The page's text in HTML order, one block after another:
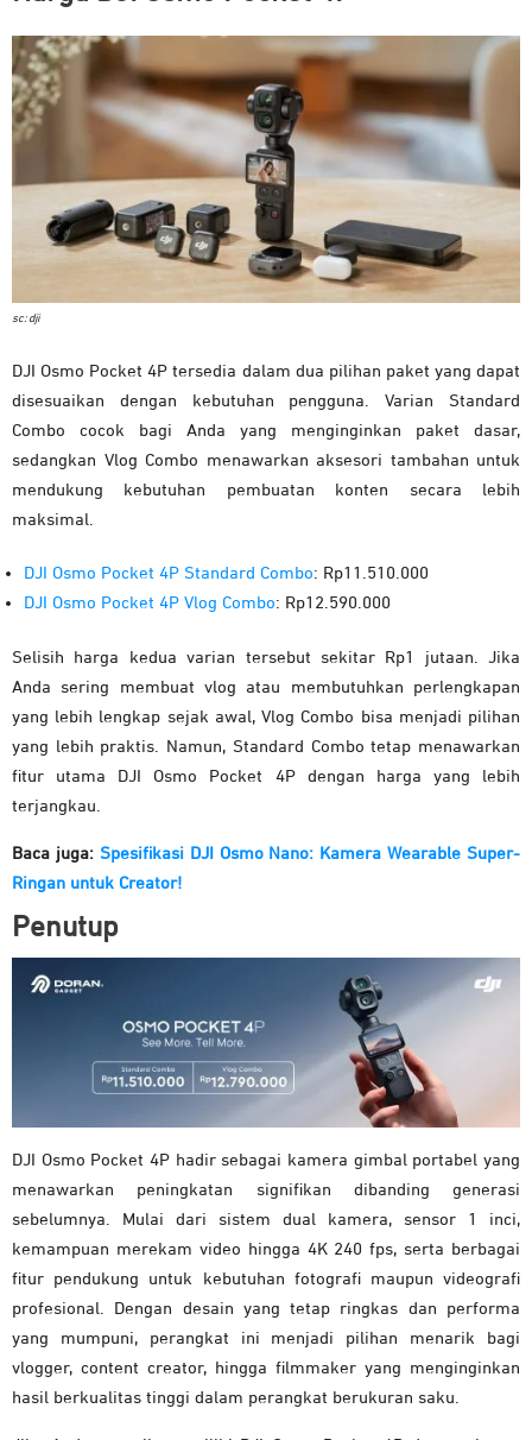
sc: dji
DJI Osmo Pocket 4P tersedia dalam dua pilihan paket yang dapat
disesuaikan dengan kebutuhan pengguna. Varian Standard
Combo cocok bagi Anda yang menginginkan paket dasar,
sedangkan Vlog Combo menawarkan aksesori tambahan untuk
mendukung kebutuhan pembuatan konten secara lebih
maksimal.
DJI Osmo Pocket 4P Standard Combo: Rp11.510.000
DJI Osmo Pocket 4P Vlog Combo: Rp12.590.000
Selisih harga kedua varian tersebut sekitar Rp1 jutaan. Jika
Anda sering membuat vlog atau membutuhkan perlengkapan
yang lebih lengkap sejak awal, Vlog Combo bisa menjadi pilihan
yang lebih praktis. Namun, Standard Combo tetap menawarkan
fitur utama DJI Osmo Pocket 4P dengan harga yang lebih
terjangkau.
Baca juga: Spesifikasi DJI Osmo Nano: Kamera Wearable Super-
Ringan untuk Creator!
Penutup
DJI Osmo Pocket 4P hadir sebagai kamera gimbal portabel yang
menawarkan peningkatan signifikan dibanding generasi
sebelumnya. Mulai dari sistem dual kamera, sensor 1 inci,
kemampuan merekam video hingga 4K 240 fps, serta berbagai
fitur pendukung untuk kebutuhan fotografi maupun videografi
profesional. Dengan desain yang tetap ringkas dan performa
yang mumpuni, perangkat ini menjadi pilihan menarik bagi
vlogger, content creator, hingga filmmaker yang menginginkan
hasil berkualitas tinggi dalam perangkat berukuran saku.